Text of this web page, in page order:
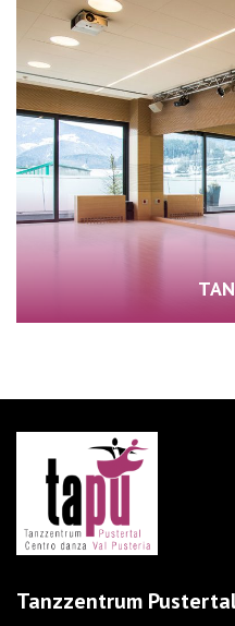
Tanzzentrum